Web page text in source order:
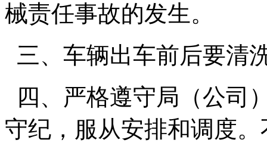
械责任事故的发生。
三、车辆出车前后要清
四、严格遵守局（公司
守纪，服从安排和调度